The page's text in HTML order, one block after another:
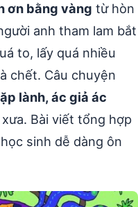
ơn bằng vàng từ hòn
anh tham lam bắt
to, lấy quá nhiều
chết. Câu chuyện
lành, ác giả ác
Bài viết tổng hợp
sinh dễ dàng ôn